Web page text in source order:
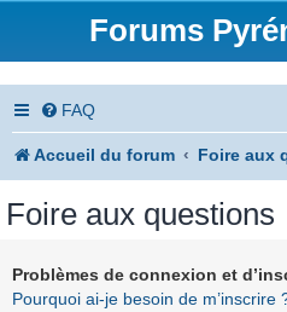
Forums
FAQ
Accueil du forum Foire aux
Foire aux questions
Problèmes de connexion et
Pourquoi ai-je besoin de m’inscrire